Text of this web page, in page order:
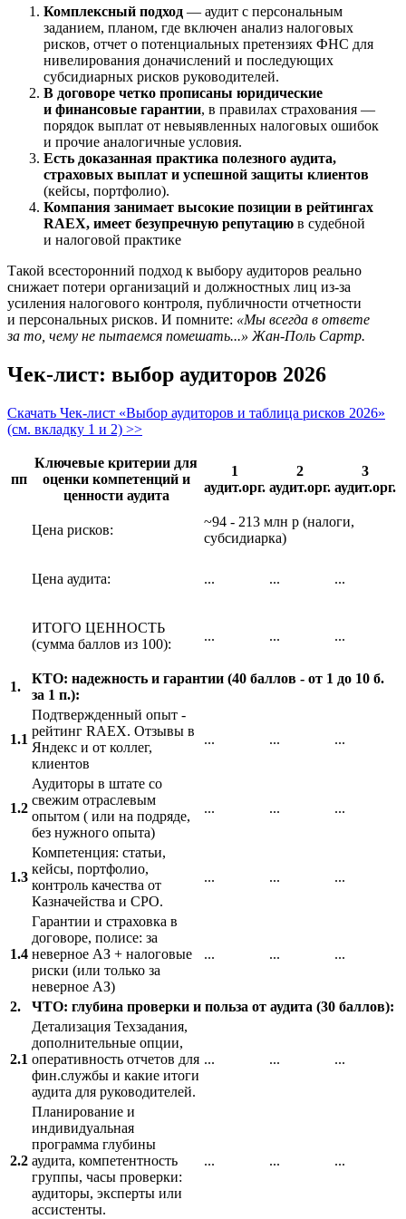
Комплексный подход — аудит с персональным
заданием, планом, где включен анализ налоговых
рисков, отчет о потенциальных претензиях ФНС для
нивелирования доначислений и последующих
субсидиарных рисков руководителей.
В договоре четко прописаны юридические
и финансовые гарантии, в правилах страхования —
порядок выплат от невыявленных налоговых ошибок
и прочие аналогичные условия.
Есть доказанная практика полезного аудита,
страховых выплат и успешной защиты клиентов
(кейсы, портфолио).
Компания занимает высокие позиции в рейтингах
RAEX, имеет безупречную репутацию в судебной
и налоговой практике
Такой всесторонний подход к выбору аудиторов реально
снижает потери организаций и должностных лиц из-за
усиления налогового контроля, публичности отчетности
и персональных рисков. И помните: «Мы всегда в ответе
за то, чему не пытаемся помешать...» Жан-Поль Сартр.
Чек-лист: выбор аудиторов 2026
Скачать Чек-лист «Выбор аудиторов и таблица рисков 2026»
(см. вкладку 1 и 2) >>
пп
Ключевые критерии для
оценки компетенций и
ценности аудита
1
аудит.орг.
2
аудит.орг.
3
аудит.орг.
Цена рисков:
~94 - 213 млн р (налоги,
субсидиарка)
Цена аудита: ... ... ...
ИТОГО ЦЕННОСТЬ
(сумма баллов из 100):
... ... ...
1.
КТО: надежность и гарантии (40 баллов - от 1 до 10 б.
за 1 п.):
1.1
Подтвержденный опыт -
рейтинг RAEX. Отзывы в
Яндекс и от коллег,
клиентов
... ... ...
1.2
Аудиторы в штате со
свежим отраслевым
опытом ( или на подряде,
без нужного опыта)
... ... ...
1.3
Компетенция: статьи,
кейсы, портфолио,
контроль качества от
Казначейства и СРО.
... ... ...
1.4
Гарантии и страховка в
договоре, полисе: за
неверное АЗ + налоговые
риски (или только за
неверное АЗ)
... ... ...
2. ЧТО: глубина проверки и польза от аудита (30 баллов):
2.1
Детализация Техзадания,
дополнительные опции,
оперативность отчетов для
фин.службы и какие итоги
аудита для руководителей.
... ... ...
2.2
Планирование и
индивидуальная
программа глубины
аудита, компетентность
группы, часы проверки:
аудиторы, эксперты или
ассистенты.
... ... ...